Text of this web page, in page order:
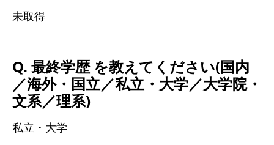
未取得
Q. 最終学歴 を教えてください(国内
／海外・国立／私立・大学／大学院・
文系／理系)
私立・大学